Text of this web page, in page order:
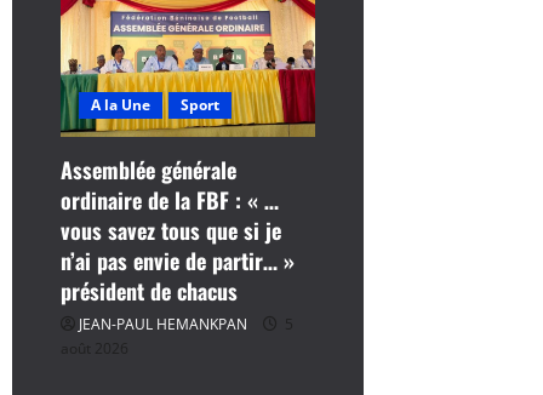
A la Une Sport
Assemblée générale
ordinaire de la FBF : « …
vous savez tous que si je
n’ai pas envie de partir… »
président de chacus
JEAN-PAUL HEMANKPAN
5
août 2026